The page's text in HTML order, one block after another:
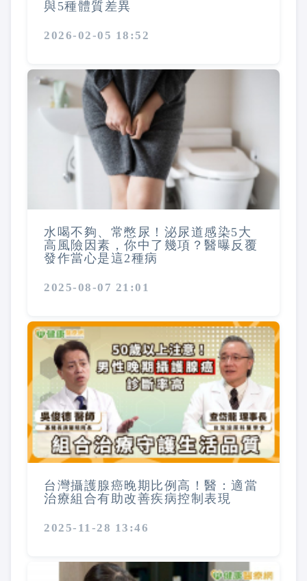
與5種體質差異
2026-02-05 18:52
水喝不夠、常憋尿！泌尿道感染5大
高風險因素，你中了幾項？醫曝反覆
發作當心是這2種病
2025-08-07 21:01
台灣攝護腺癌晚期比例高！醫：適當
治療組合有助改善疾病控制表現
2025-11-28 13:46